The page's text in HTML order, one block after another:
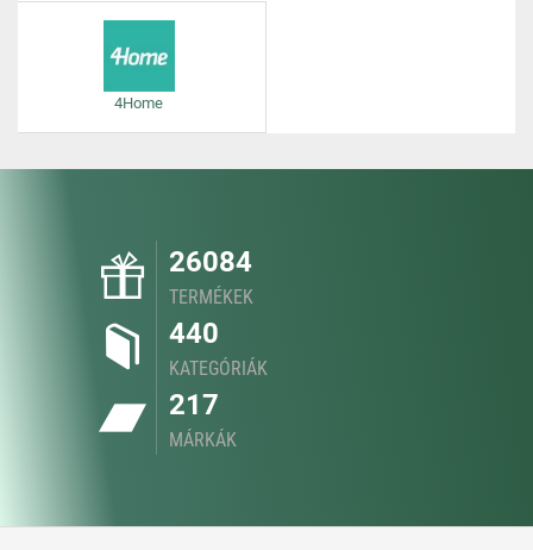
4Home
26084
TERMÉKEK
440
KATEGÓRIÁK
217
MÁRKÁK